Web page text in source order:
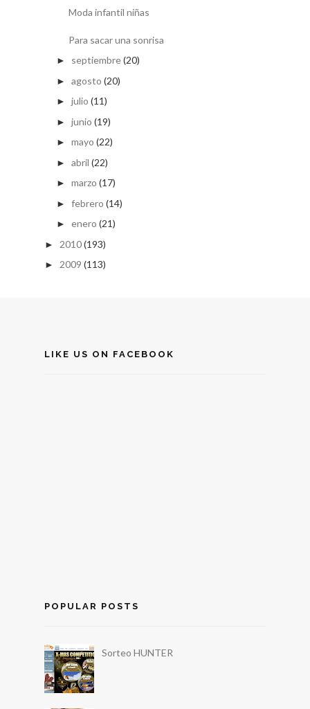
Moda infantil niñas
Para sacar una sonrisa
► septiembre(20)
► agosto (20)
► julio (11)
► junio (19)
► mayo (22)
► abril (22)
► marzo (17)
► febrero (14)
► enero (21)
► 2010(193)
► 2009 (113)
LIKE US ON FACEBOOK
POPULAR POSTS
Sorteo HUNTER